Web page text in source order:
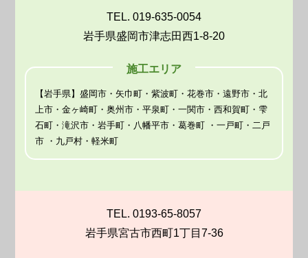
TEL. 019-635-0054
岩手県盛岡市津志田西1-8-20
施工エリア
【岩手県】盛岡市・矢巾町・紫波町・花巻市・遠野市・北
上市・金ヶ崎町・奥州市・平泉町・一関市・西和賀町・雫
石町・滝沢市・岩手町・八幡平市・葛巻町 ・一戸町・二戸
市 ・九戸村・軽米町
TEL. 0193-65-8057
岩手県宮古市西町1丁目7-36